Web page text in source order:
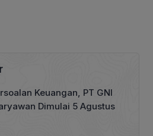
Keuangan, PT GNI
Dimulai 5 Agustus